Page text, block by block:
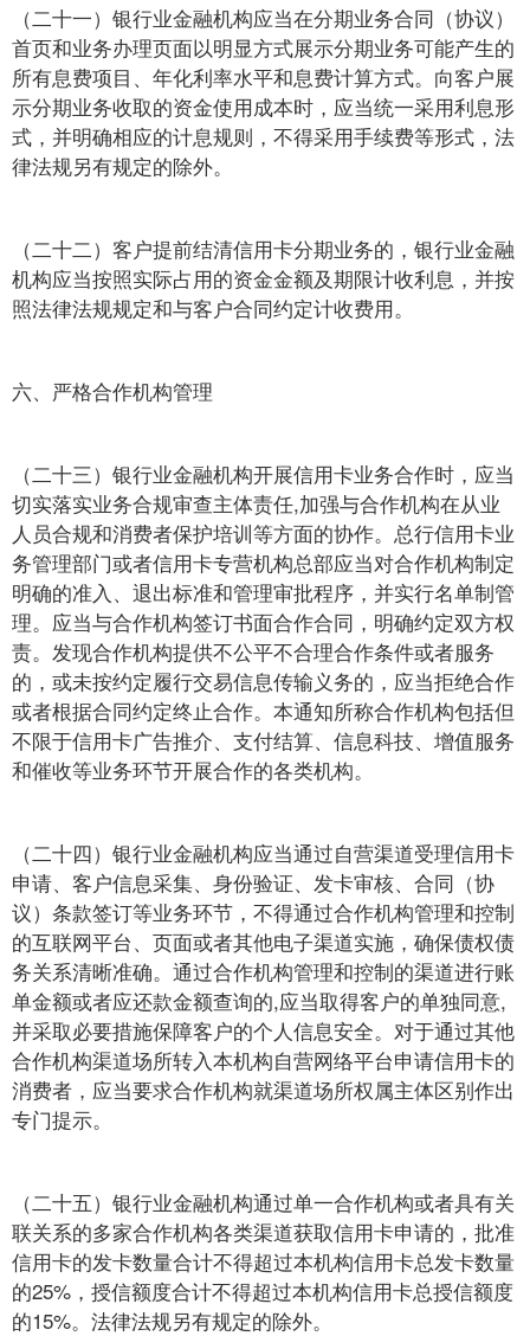
（二十一）银行业金融机构应当在分期业务合同（协议）
首页和业务办理页面以明显方式展示分期业务可能产生的
所有息费项目、年化利率水平和息费计算方式。向客户展
示分期业务收取的资金使用成本时，应当统一采用利息形
式，并明确相应的计息规则，不得采用手续费等形式，法
律法规另有规定的除外。
（二十二）客户提前结清信用卡分期业务的，银行业金融
机构应当按照实际占用的资金金额及期限计收利息，并按
照法律法规规定和与客户合同约定计收费用。
六、严格合作机构管理
（二十三）银行业金融机构开展信用卡业务合作时，应当
切实落实业务合规审查主体责任,加强与合作机构在从业
人员合规和消费者保护培训等方面的协作。总行信用卡业
务管理部门或者信用卡专营机构总部应当对合作机构制定
明确的准入、退出标准和管理审批程序，并实行名单制管
理。应当与合作机构签订书面合作合同，明确约定双方权
责。发现合作机构提供不公平不合理合作条件或者服务
的，或未按约定履行交易信息传输义务的，应当拒绝合作
或者根据合同约定终止合作。本通知所称合作机构包括但
不限于信用卡广告推介、支付结算、信息科技、增值服务
和催收等业务环节开展合作的各类机构。
（二十四）银行业金融机构应当通过自营渠道受理信用卡
申请、客户信息采集、身份验证、发卡审核、合同（协
议）条款签订等业务环节，不得通过合作机构管理和控制
的互联网平台、页面或者其他电子渠道实施，确保债权债
务关系清晰准确。通过合作机构管理和控制的渠道进行账
单金额或者应还款金额查询的,应当取得客户的单独同意,
并采取必要措施保障客户的个人信息安全。对于通过其他
合作机构渠道场所转入本机构自营网络平台申请信用卡的
消费者，应当要求合作机构就渠道场所权属主体区别作出
专门提示。
（二十五）银行业金融机构通过单一合作机构或者具有关
联关系的多家合作机构各类渠道获取信用卡申请的，批准
信用卡的发卡数量合计不得超过本机构信用卡总发卡数量
的25%，授信额度合计不得超过本机构信用卡总授信额度
的15%。法律法规另有规定的除外。